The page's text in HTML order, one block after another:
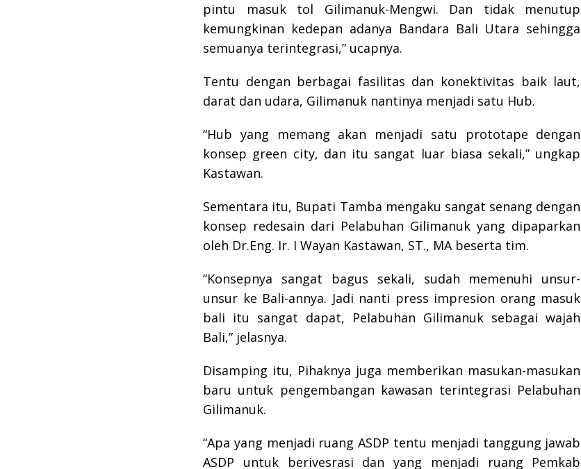
pintu masuk tol Gilimanuk-Mengwi. Dan tidak menutup
kemungkinan kedepan adanya Bandara Bali Utara sehingga
semuanya terintegrasi,” ucapnya.
Tentu dengan berbagai fasilitas dan konektivitas baik laut,
darat dan udara, Gilimanuk nantinya menjadi satu Hub.
“Hub yang memang akan menjadi satu prototape dengan
konsep green city, dan itu sangat luar biasa sekali,” ungkap
Kastawan.
Sementara itu, Bupati Tamba mengaku sangat senang dengan
konsep redesain dari Pelabuhan Gilimanuk yang dipaparkan
oleh Dr.Eng. Ir. I Wayan Kastawan, ST., MA beserta tim.
“Konsepnya sangat bagus sekali, sudah memenuhi unsur-
unsur ke Bali-annya. Jadi nanti press impresion orang masuk
bali itu sangat dapat, Pelabuhan Gilimanuk sebagai wajah
Bali,” jelasnya.
Disamping itu, Pihaknya juga memberikan masukan-masukan
baru untuk pengembangan kawasan terintegrasi Pelabuhan
Gilimanuk.
“Apa yang menjadi ruang ASDP tentu menjadi tanggung jawab
ASDP untuk berivesrasi dan yang menjadi ruang Pemkab